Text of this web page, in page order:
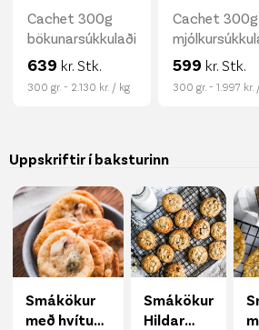
Cachet 300g
bökunarsúkkulaði
639 kr. Stk.
300 gr. - 2.130 kr. / kg
Cachet 300g
...
599 kr. Stk.
300 gr. - 1.997 kr.
Uppskriftir í baksturinn
Smákökur
með hvítu
Smákökur
Hildar